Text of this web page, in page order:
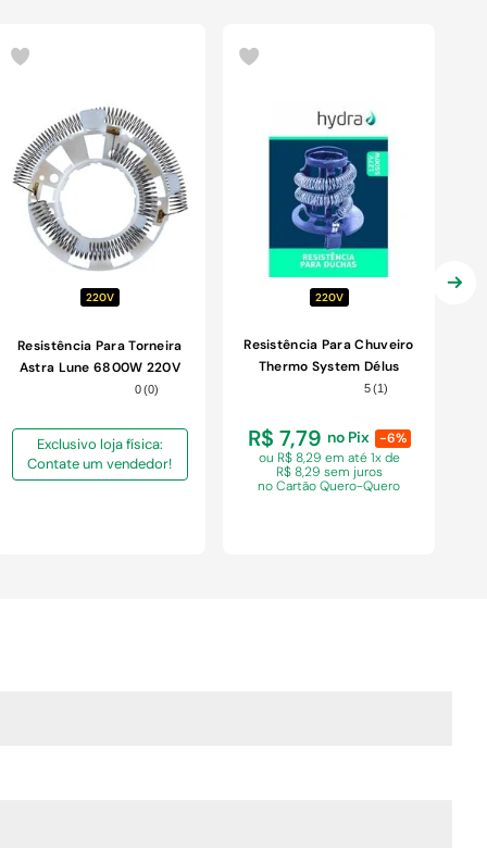
220V
Resistência Para Torneira
Astra Lune 6800W 220V
0(0)
Exclusivo loja física:
Contate um vendedor!
220V
Resistência Para Chuveiro
Thermo System Délus
5 (1)
R$ 7,79 no Pix
-6%
ou R$ 8,29 em até 1x de
R$ 8,29 sem juros
no Cartão Quero-Quero